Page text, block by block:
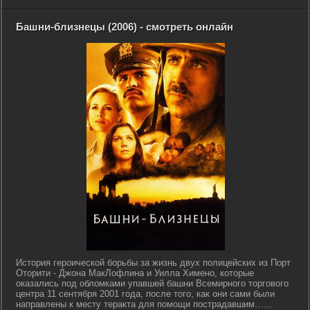
Башни-близнецы (2006) - смотреть онлайн
История героической борьбы за жизнь двух полицейских из Порт
Оторити - Джона МакЛофлина и Уилла Химено, которые
оказались под обломками упавшей башни Всемирного торгового
центра 11 сентября 2001 года, после того, как они сами были
направлены к месту теракта для помощи пострадавшим…...